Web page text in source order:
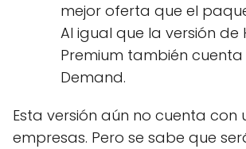
mejor oferta que el
Al igual que la versión de
Premium también
Demand.
Esta versión aún no cuenta con
empresas. Pero se sabe que